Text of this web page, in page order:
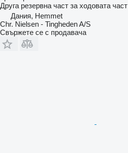
Друга резервна част за ходовата част
Дания, Hemmet
Chr. Nielsen - Tingheden A/S
Свържете се с продавача